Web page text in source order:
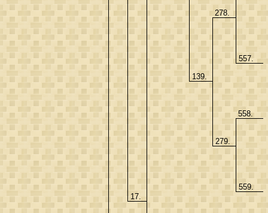
17.
139.
278.
557.
279.
558.
559.